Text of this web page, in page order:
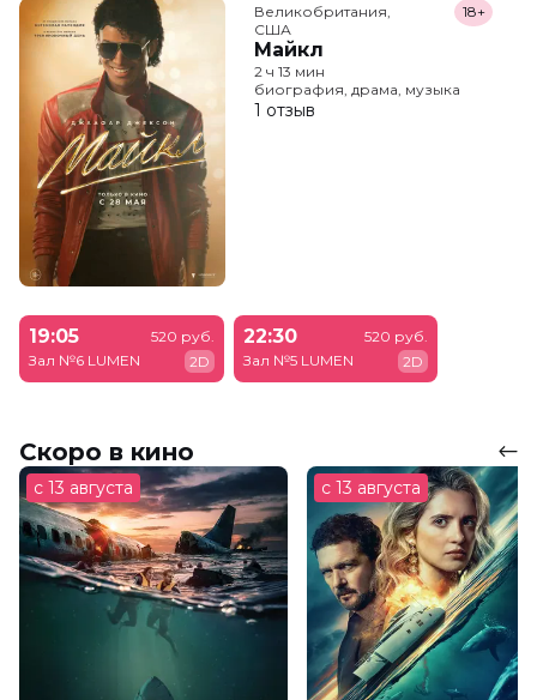
Великобритания,
США
Майкл
18+
2 ч 13 мин
биография, драма, музыка
1 отзыв
19:05
Зал №6 LUMEN
520 руб.
2D
22:30
Зал №5 LUMEN
520 руб.
2D
Скоро в кино
с 13 августа с 13 августа